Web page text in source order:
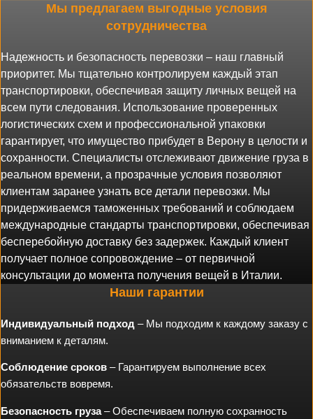
Мы предлагаем выгодные условия
сотрудничества
Надежность и безопасность перевозки – наш главный
приоритет. Мы тщательно контролируем каждый этап
транспортировки, обеспечивая защиту личных вещей на
всем пути следования. Использование проверенных
логистических схем и профессиональной упаковки
гарантирует, что имущество прибудет в Верону в целости и
сохранности. Специалисты отслеживают движение груза в
реальном времени, а прозрачные условия позволяют
клиентам заранее узнать все детали перевозки. Мы
придерживаемся таможенных требований и соблюдаем
международные стандарты транспортировки, обеспечивая
бесперебойную доставку без задержек. Каждый клиент
получает полное сопровождение – от первичной
консультации до момента получения вещей в Италии.
Наши гарантии
Индивидуальный подход – Мы подходим к каждому заказу с
вниманием к деталям.
Соблюдение сроков – Гарантируем выполнение всех
обязательств вовремя.
Безопасность груза– Обеспечиваем полную сохранность